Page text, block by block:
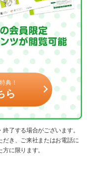
典！
ら
了する場合がございます。
き、ご来社またはお電話に
に限ります。